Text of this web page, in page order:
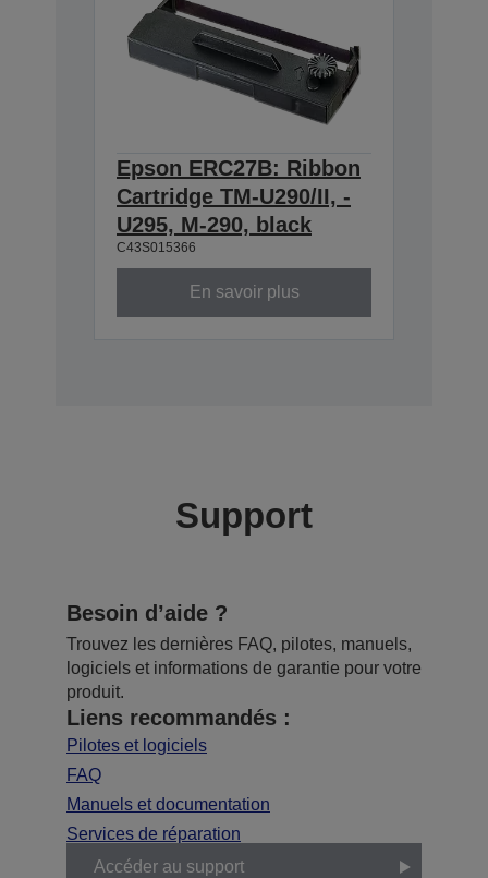
Epson ERC27B: Ribbon
Cartridge TM-U290/II, -
U295, M-290, black
C43S015366
En savoir plus
Support
Besoin d’aide ?
Trouvez les dernières FAQ, pilotes, manuels,
logiciels et informations de garantie pour votre
produit.
Liens recommandés :
Pilotes et logiciels
FAQ
Manuels et documentation
Services de réparation
Accéder au support